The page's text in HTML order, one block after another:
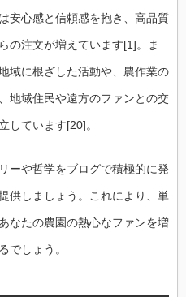
安心感と信頼感を抱き、高品質
の注文が増えています[1]。ま
域に根ざした活動や、農作業の
地域住民や遠方のファンとの交
しています[20]。
ーや哲学をブログで積極的に発
供しましょう。これにより、単
なたの農園の熱心なファンを増
でしょう。